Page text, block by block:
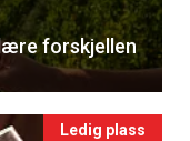
forskjellen
Ledig plass